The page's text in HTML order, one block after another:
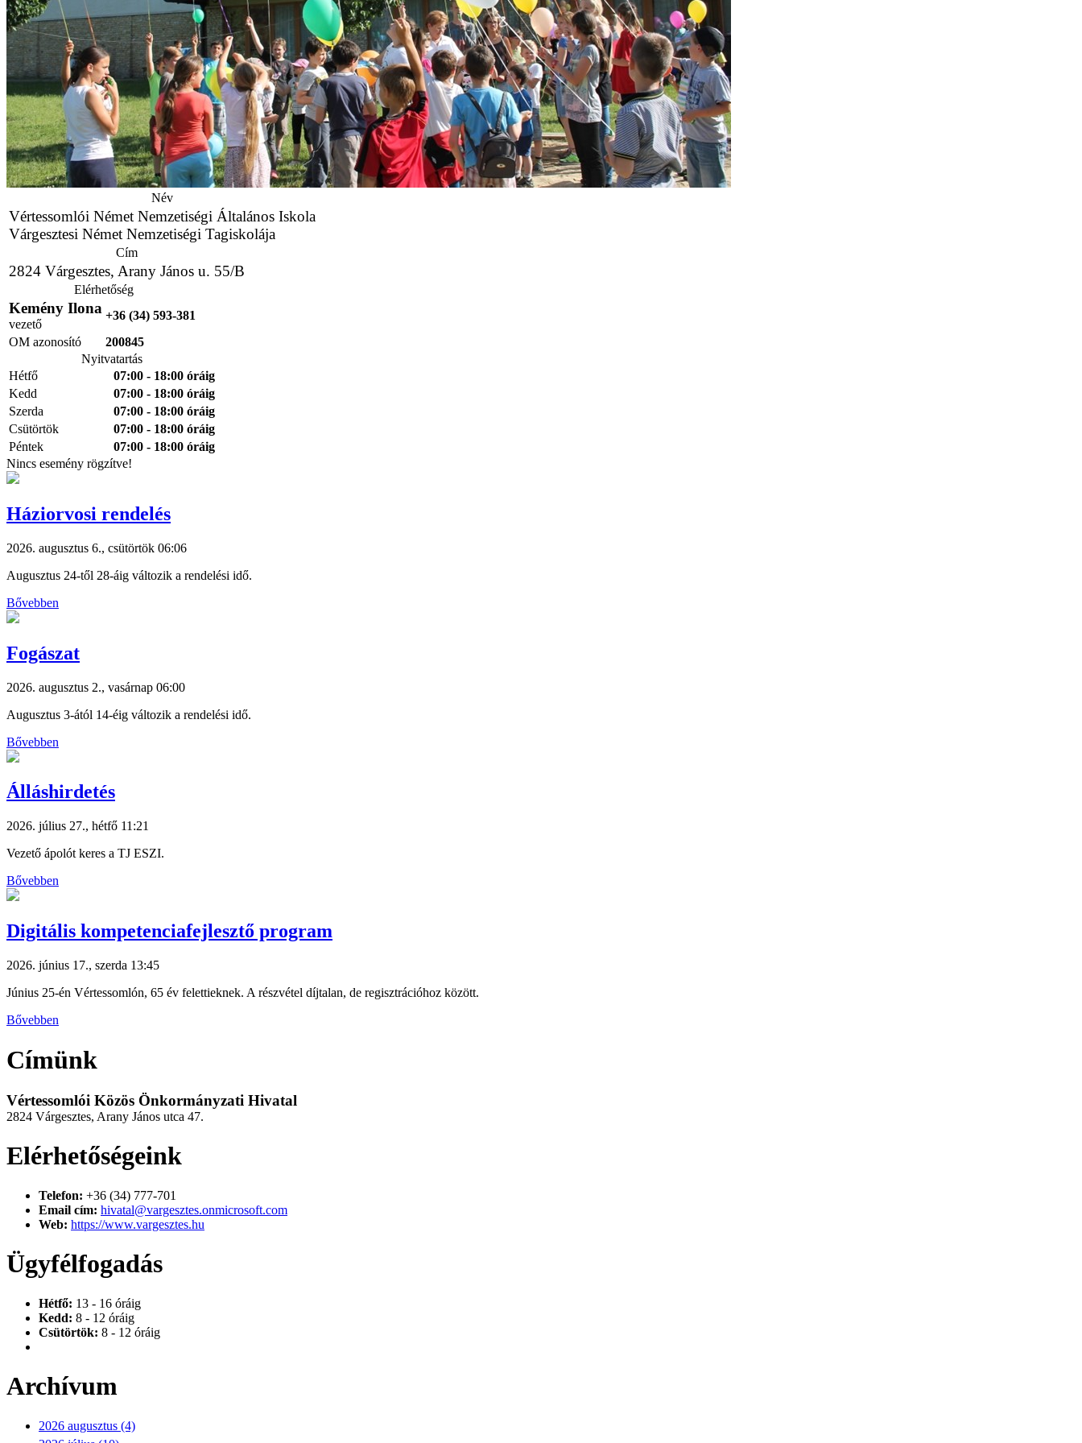
Név
Vértessomlói Német Nemzetiségi Általános Iskola
Várgesztesi Német Nemzetiségi Tagiskolája
Cím
2824 Várgesztes, Arany János u. 55/B
Elérhetőség
Kemény Ilona
vezető
+36 (34) 593-381
OM azonosító
200845
Nyitvatartás
Hétfő
07:00 - 18:00 óráig
Kedd
07:00 - 18:00 óráig
Szerda
07:00 - 18:00 óráig
Csütörtök
07:00 - 18:00 óráig
Péntek
07:00 - 18:00 óráig
Nincs esemény rögzítve!
Háziorvosi rendelés
2026. augusztus 6., csütörtök 06:06
Augusztus 24-től 28-áig változik a rendelési idő.
Bővebben
Fogászat
2026. augusztus 2., vasárnap 06:00
Augusztus 3-ától 14-éig változik a rendelési idő.
Bővebben
Álláshirdetés
2026. július 27., hétfő 11:21
Vezető ápolót keres a TJ ESZI.
Bővebben
Digitális kompetenciafejlesztő program
2026. június 17., szerda 13:45
Június 25-én Vértessomlón, 65 év felettieknek. A részvétel díjtalan, de regisztrációhoz között.
Bővebben
Címünk
Vértessomlói Közös Önkormányzati Hivatal
2824 Várgesztes, Arany János utca 47.
Elérhetőségeink
Telefon: +36 (34) 777-701
Email cím: hivatal@vargesztes.onmicrosoft.com
Web: https://www.vargesztes.hu
Ügyfélfogadás
Hétfő: 13 - 16 óráig
Kedd: 8 - 12 óráig
Csütörtök: 8 - 12 óráig
Archívum
2026 augusztus (4)